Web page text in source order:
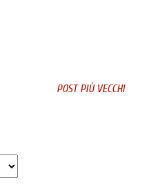
POST PIÙ VECCHI